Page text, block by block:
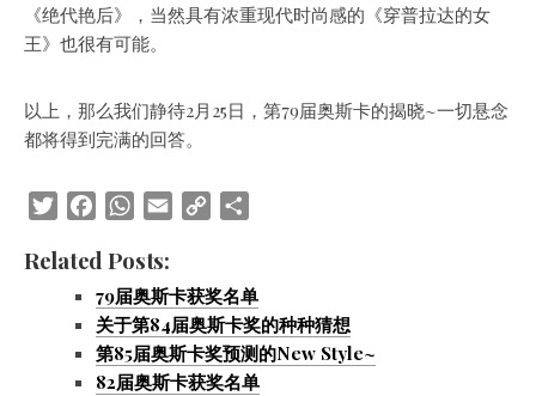
《绝代艳后》，当然具有浓重现代时尚感的《穿普拉达的女
王》也很有可能。
以上，那么我们静待2月25日，第79届奥斯卡的揭晓~一切悬念
都将得到完满的回答。
TwitterFacebookWhatsApp
Email Copy
Related Posts:
79届奥斯卡获奖名单
关于第84届奥斯卡奖的种种猜想
第85届奥斯卡奖预测的New Style~
82届奥斯卡获奖名单